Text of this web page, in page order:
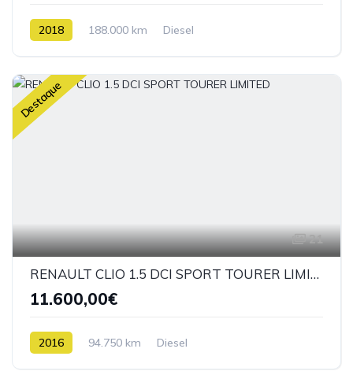
2018 188.000 km Diesel
Destaque
21
RENAULT CLIO 1.5 DCI SPORT TOURER LIMITED
11.600,00€
2016 94.750 km Diesel